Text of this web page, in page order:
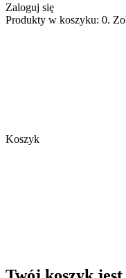
Zaloguj się
Produkty w koszyku: 0.
Koszyk